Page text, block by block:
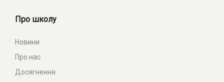
Про школу
Новини
Про нас
Досягнення